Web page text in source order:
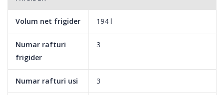
Volum net frigider 194 l
Numar rafturi
frigider
3
Numar rafturi usi 3